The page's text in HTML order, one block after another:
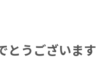
うございます